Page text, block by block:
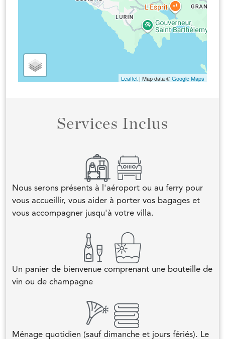
Leaflet | Map data ©Google Maps
Services Inclus
Nous serons présents à l'aéroport ou au ferry pour
vous accueillir, vous aider à porter vos bagages et
vous accompagner jusqu'à votre villa.
Un panier de bienvenue comprenant une bouteille de
vin ou de champagne
Ménage quotidien (sauf dimanche et jours fériés). Le